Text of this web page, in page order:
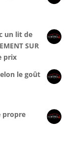
un lit de
SUR
prix
le goût
propre